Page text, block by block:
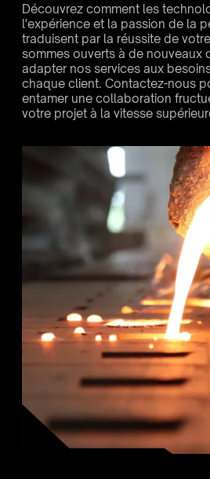
Découvrez comment les
l'expérience et la passion de la
traduisent par la réussite de
sommes ouverts à de nouveaux
adapter nos services aux
chaque client. Contactez-nous
entamer une collaboration
votre projet à la vitesse